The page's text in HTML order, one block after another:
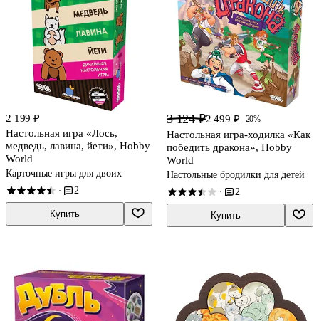
2 199 ₽
Настольная игра «Лось,
медведь, лавина, йети», Hobby
World
Карточные игры для двоих
· 2
Купить
3 124 ₽2 499 ₽ -20%
Настольная игра-ходилка «Как
победить дракона», Hobby
World
Настольные бродилки для детей
· 2
Купить